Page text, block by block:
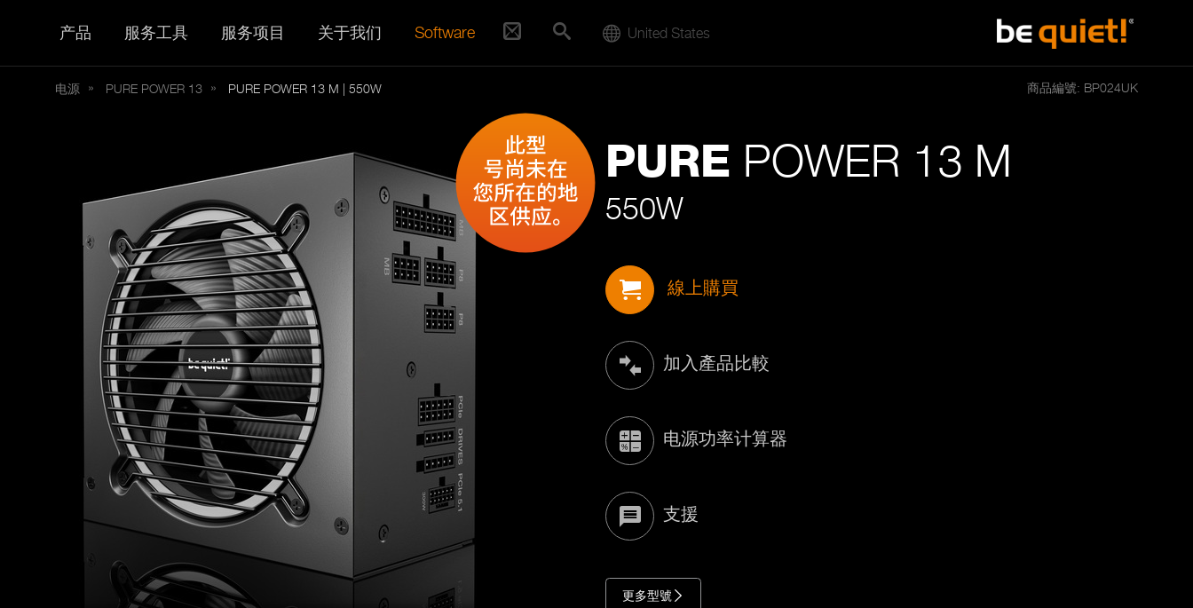
产品 服务工具 服务项目 关于我们 Software United States
电源 PURE POWER 13 PURE POWER 13 M | 550W 商品編號: BP024UK
PURE POWER 13 M
550W
線上購買
加入產品比較
电源功率计算器
支援
更多型號